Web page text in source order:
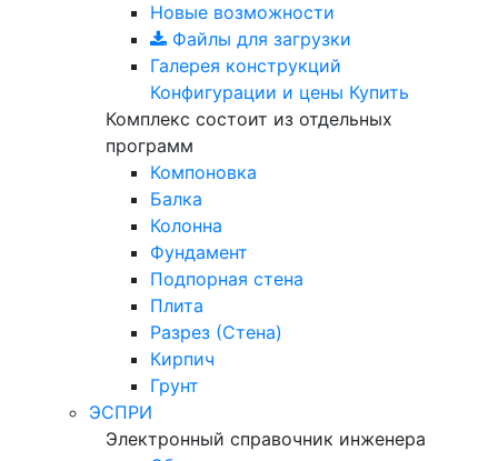
Новые возможности
Файлы для загрузки
Галерея конструкций
Конфигурации и цены Купить
Комплекс состоит из отдельных
программ
Компоновка
Балка
Колонна
Фундамент
Подпорная стена
Плита
Разрез (Стена)
Кирпич
Грунт
ЭСПРИ
Электронный справочник инженера